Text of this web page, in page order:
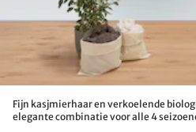
Fijn kasjmierhaar en verkoelende
elegante combinatie voor alle 4